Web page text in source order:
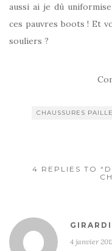
aussi ai je dû
ces pauvres boots ! Et
souliers ?
CHAUSSURES
4 REPLIES TO
4 janvier